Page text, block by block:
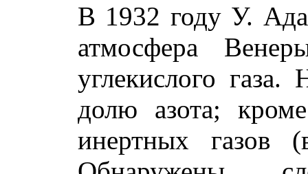
В 1932 году У.
атмосфера
углекислого
долю азота;
инертных газов